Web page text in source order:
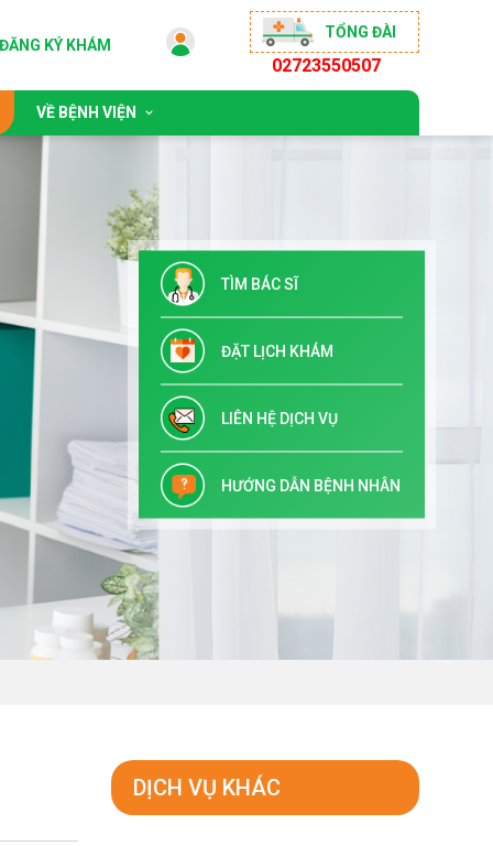
ĐĂNG KÝ KHÁM
TỔNG ĐÀI
02723550507
VỀ BỆNH VIỆN
Đội ngũ bác sĩ
Chỉ đạo tuyến & Đào tạo
Danh mục dịch vụ kỹ thuật
Tuyển dụng
TÌM BÁC SĨ
ĐẶT LỊCH KHÁM
LIÊN HỆ DỊCH VỤ
HƯỚNG DẪN BỆNH NHÂN
DỊCH VỤ KHÁC